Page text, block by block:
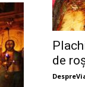
de